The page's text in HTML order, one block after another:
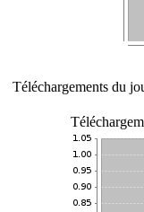
Téléchargements du